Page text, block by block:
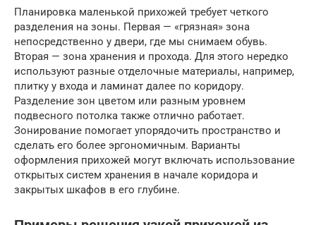
Планировка маленькой прихожей требует четкого
разделения на зоны. Первая — «грязная» зона
непосредственно у двери, где мы снимаем обувь.
Вторая — зона хранения и прохода. Для этого нередко
используют разные отделочные материалы, например,
плитку у входа и ламинат далее по коридору.
Разделение зон цветом или разным уровнем
подвесного потолка также отлично работает.
Зонирование помогает упорядочить пространство и
сделать его более эргономичным. Варианты
оформления прихожей могут включать использование
открытых систем хранения в начале коридора и
закрытых шкафов в его глубине.